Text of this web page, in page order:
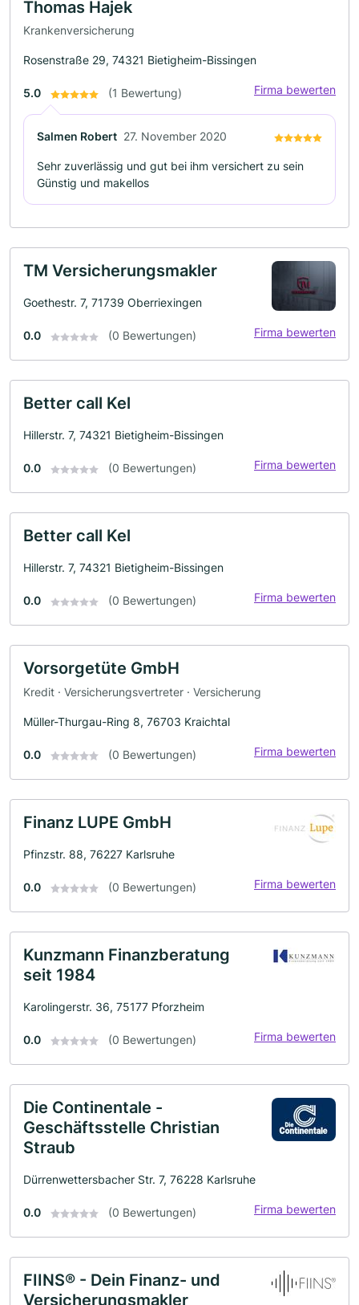
Thomas Hajek
Krankenversicherung
Rosenstraße 29, 74321 Bietigheim-Bissingen
5.0 (1 Bewertung) Firma bewerten
Salmen Robert 27. November 2020
Sehr zuverlässig und gut bei ihm versichert zu sein
Günstig und makellos
TM Versicherungsmakler
Goethestr. 7, 71739 Oberriexingen
0.0 (0 Bewertungen) Firma bewerten
Better call Kel
Hillerstr. 7, 74321 Bietigheim-Bissingen
0.0 (0 Bewertungen) Firma bewerten
Better call Kel
Hillerstr. 7, 74321 Bietigheim-Bissingen
0.0 (0 Bewertungen) Firma bewerten
Vorsorgetüte GmbH
Kredit · Versicherungsvertreter · Versicherung
Müller-Thurgau-Ring 8, 76703 Kraichtal
0.0 (0 Bewertungen) Firma bewerten
Finanz LUPE GmbH
Pfinzstr. 88, 76227 Karlsruhe
0.0 (0 Bewertungen) Firma bewerten
Kunzmann Finanzberatung
seit 1984
Karolingerstr. 36, 75177 Pforzheim
0.0 (0 Bewertungen) Firma bewerten
Die Continentale -
Geschäftsstelle Christian
Straub
Dürrenwettersbacher Str. 7, 76228 Karlsruhe
0.0 (0 Bewertungen) Firma bewerten
FIINS® - Dein Finanz- und
Versicherungsmakler